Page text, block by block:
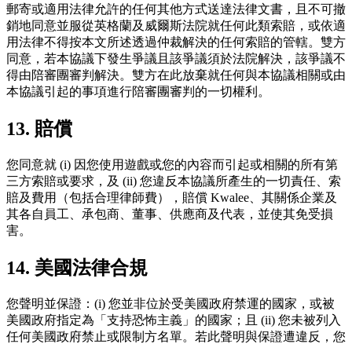
郵寄或適用法律允許的任何其他方式送達法律文書，且不可撤
銷地同意並服從英格蘭及威爾斯法院就任何此類索賠，或依適
用法律不得按本文所述透過仲裁解決的任何索賠的管轄。雙方
同意，若本協議下發生爭議且該爭議須於法院解決，該爭議不
得由陪審團審判解決。雙方在此放棄就任何與本協議相關或由
本協議引起的事項進行陪審團審判的一切權利。
13. 賠償
您同意就 (i) 因您使用遊戲或您的內容而引起或相關的所有第
三方索賠或要求，及 (ii) 您違反本協議所產生的一切責任、索
賠及費用（包括合理律師費），賠償 Kwalee、其關係企業及
其各自員工、承包商、董事、供應商及代表，並使其免受損
害。
14. 美國法律合規
您聲明並保證：(i) 您並非位於受美國政府禁運的國家，或被
美國政府指定為「支持恐怖主義」的國家；且 (ii) 您未被列入
任何美國政府禁止或限制方名單。若此聲明與保證遭違反，您